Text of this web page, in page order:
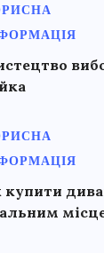
купити